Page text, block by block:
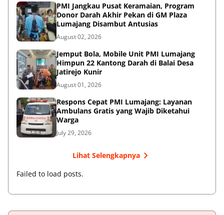
PMI Jangkau Pusat Keramaian, Program
Donor Darah Akhir Pekan di GM Plaza
Lumajang Disambut Antusias
August 02, 2026
Jemput Bola, Mobile Unit PMI Lumajang
Himpun 22 Kantong Darah di Balai Desa
Jatirejo Kunir
August 01, 2026
Respons Cepat PMI Lumajang: Layanan
Ambulans Gratis yang Wajib Diketahui
Warga
July 29, 2026
Lihat Selengkapnya
Failed to load posts.